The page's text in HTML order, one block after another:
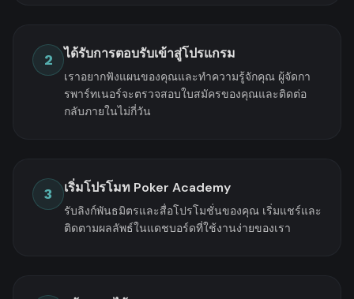
2 ได้รับการตอบรับเข้าสู่โปรแกรม
เราอยากฟังแผนของคุณและทำความรู้จักคุณ ผู้จัดกา
รพาร์ทเนอร์จะตรวจสอบใบสมัครของคุณและติดต่อ
กลับภายในไม่กี่วัน
3 เริ่มโปรโมท Poker Academy
รับลิงก์พันธมิตรและสื่อโปรโมชั่นของคุณ เริ่มแชร์และ
ติดตามผลลัพธ์ในแดชบอร์ดที่ใช้งานง่ายของเรา